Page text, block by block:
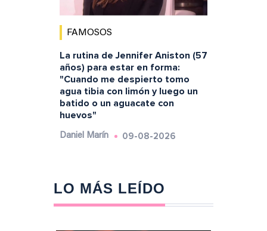
FAMOSOS
La rutina de Jennifer Aniston (57
años) para estar en forma:
"Cuando me despierto tomo
agua tibia con limón y luego un
batido o un aguacate con
huevos"
Daniel Marín 09-08-2026
LO MÁS LEÍDO